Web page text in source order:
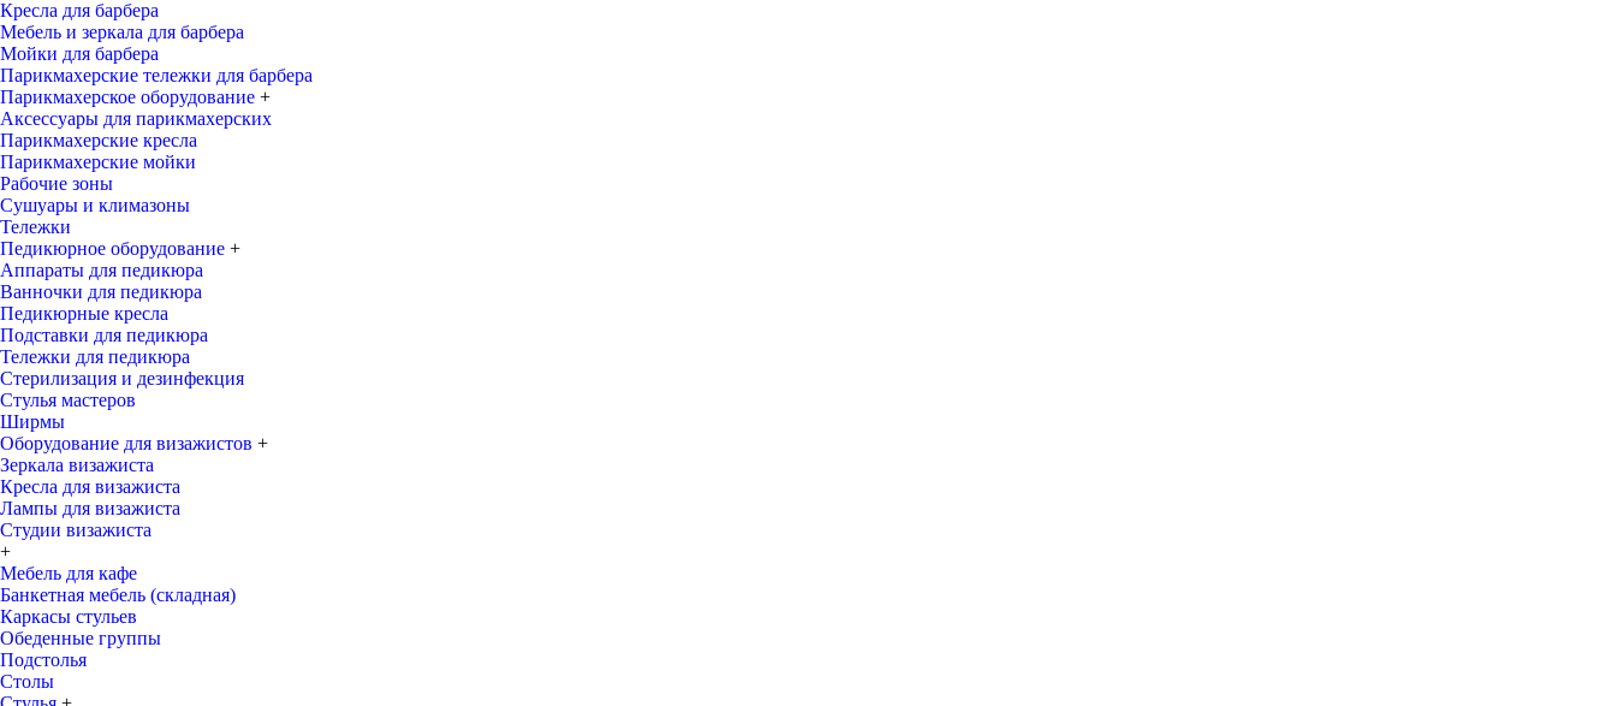
Кресла для барбера
Мебель и зеркала для барбера
Мойки для барбера
Парикмахерские тележки для барбера
Парикмахерское оборудование +
Аксессуары для парикмахерских
Парикмахерские кресла
Парикмахерские мойки
Рабочие зоны
Сушуары и климазоны
Тележки
Педикюрное оборудование +
Аппараты для педикюра
Ванночки для педикюра
Педикюрные кресла
Подставки для педикюра
Тележки для педикюра
Стерилизация и дезинфекция
Стулья мастеров
Ширмы
Оборудование для визажистов +
Зеркала визажиста
Кресла для визажиста
Лампы для визажиста
Студии визажиста
+
Мебель для кафе
Банкетная мебель (складная)
Каркасы стульев
Обеденные группы
Подстолья
Столы